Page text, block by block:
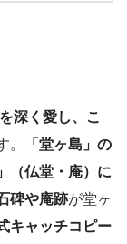
深く愛し、こ
。
「堂ヶ島」の
（仏堂・庵）に
碑や庵跡が堂ヶ
キャッチコピー